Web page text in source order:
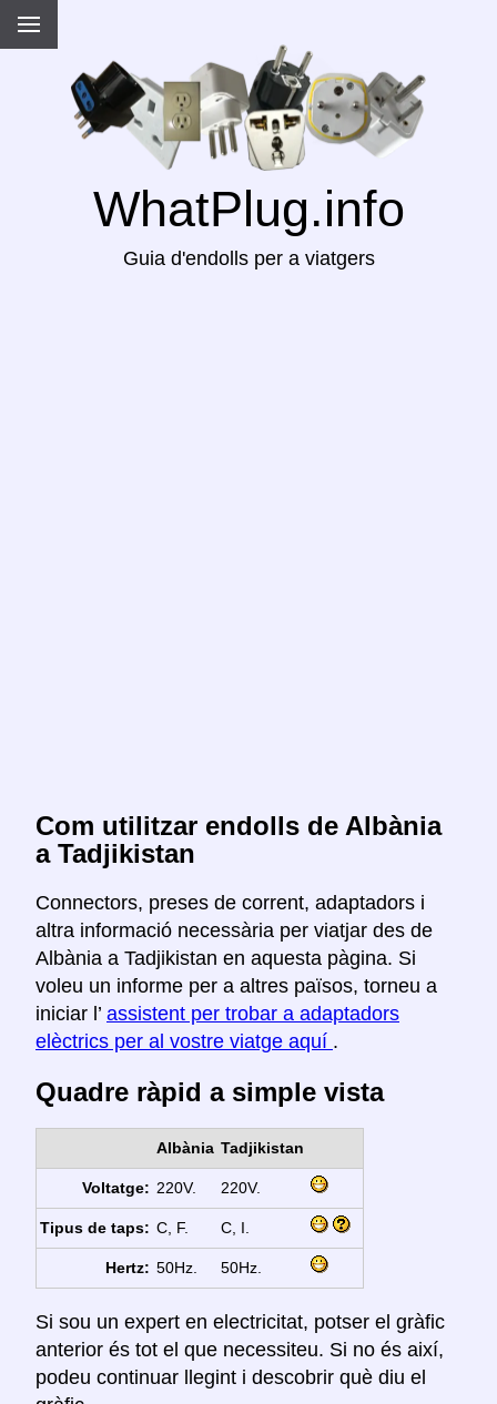
WhatPlug.info
Guia d'endolls per a viatgers
Com utilitzar endolls de Albània
a Tadjikistan
Connectors, preses de corrent, adaptadors i
altra informació necessària per viatjar des de
Albània a Tadjikistan en aquesta pàgina. Si
voleu un informe per a altres països, torneu a
iniciar l’ assistent per trobar a adaptadors
elèctrics per al vostre viatge aquí .
Quadre ràpid a simple vista
Albània Tadjikistan
Voltatge: 220V. 220V.
Tipus de taps: C, F. C, I.
Hertz: 50Hz. 50Hz.
Si sou un expert en electricitat, potser el gràfic
anterior és tot el que necessiteu. Si no és així,
podeu continuar llegint i descobrir què diu el